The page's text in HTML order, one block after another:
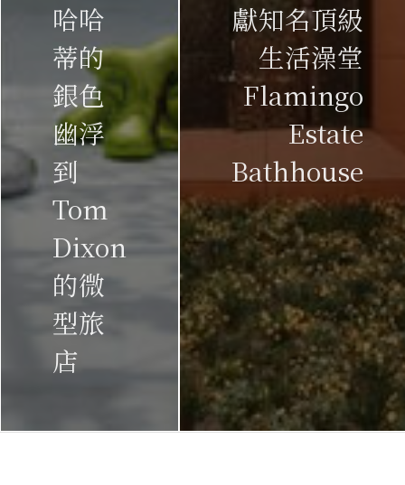
哈哈
蒂的
銀色
幽浮
到
Tom
Dixon
的微
型旅
店
獻知名頂級
生活澡堂
Flamingo
Estate
Bathhouse